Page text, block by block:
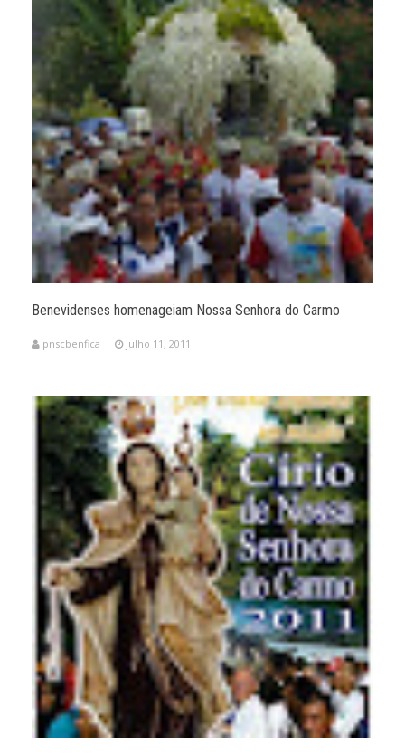
Benevidenses homenageiam Nossa Senhora do Carmo
pnscbenfica julho 11, 2011